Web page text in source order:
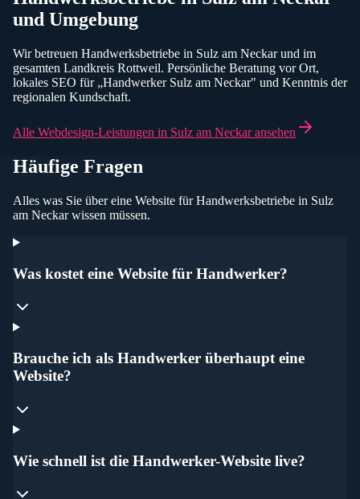
und Umgebung
Wir betreuen Handwerksbetriebe in Sulz am Neckarund im
gesamten Landkreis Rottweil. Persönliche Beratung vor Ort,
lokales SEO für „Handwerker Sulz am Neckar" und Kenntnis der
regionalen Kundschaft.
Alle Webdesign-Leistungen in Sulz am Neckaransehen
Häufige Fragen
Alles was Sie über eine Website fürHandwerksbetriebe in Sulz
am Neckarwissen müssen.
Was kostet eine Website für Handwerker?
Brauche ich als Handwerker überhaupt eine
Website?
Wie schnell ist die Handwerker-Website live?